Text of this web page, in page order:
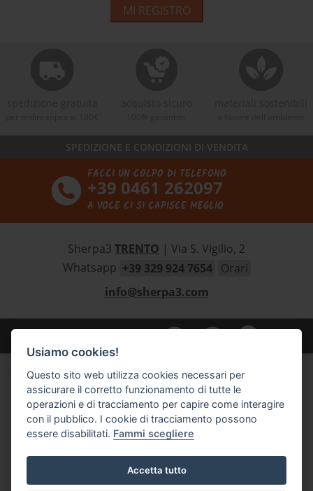
MI REGISTRO
SPEDIZIONE E CONDIZIONI DI VENDITA
FACCI UN COLPO DI TELEFONO
+39 0461 262097
A VOCE CI SI CAPISCE MEGLIO
Sherpa3 TRENTO | Via S. Vigilio, 2
Whatsapp +39 329 924 7654
Orari
info@sherpa3.com
Sherpa3 | Patagonia
Outlet
Abbigliamento uomo Patagonia
Abbigliamento donna Patagonia
Abbigliamento bambino Patagonia
Zaini e borse Patagonia
Usiamo cookies!
Questo sito web utilizza cookies necessari per
assicurare il corretto funzionamento di tutte le
operazioni e di tracciamento per capire come interagire
con il pubblico. I cookie di tracciamento possono
essere disabilitati. Fammi scegliere
Accetta tutto